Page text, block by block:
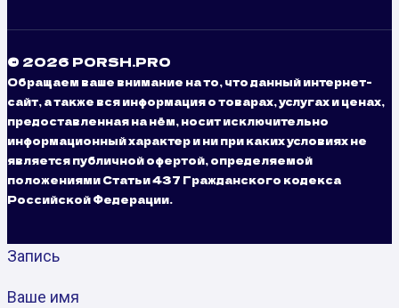
© 2026 PORSH.PRO
Обращаем ваше внимание на то, что данный интернет-
сайт, а также вся информация о товарах, услугах и ценах,
предоставленная на нём, носит исключительно
информационный характер и ни при каких условиях не
является публичной офертой, определяемой
положениями Статьи 437 Гражданского кодекса
Российской Федерации.
Запись
Ваше имя